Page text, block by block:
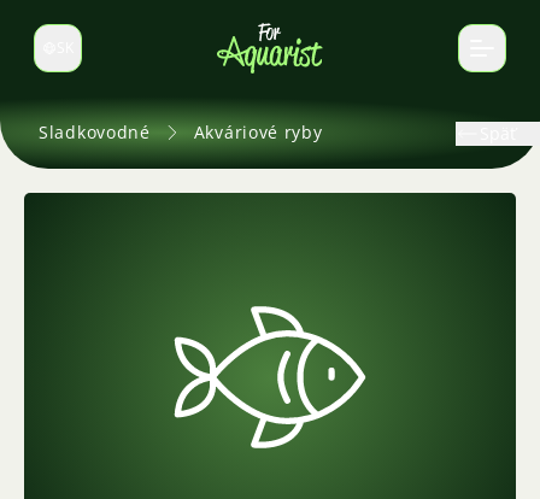
Prepnúť jazyk
Sladkovodné Akváriové ryby